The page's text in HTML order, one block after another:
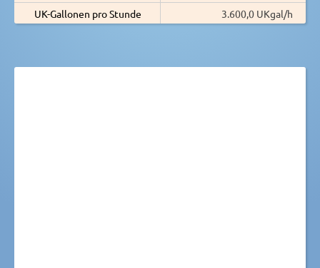
UK-Gallonen pro Stunde 3.600,0 UKgal/h